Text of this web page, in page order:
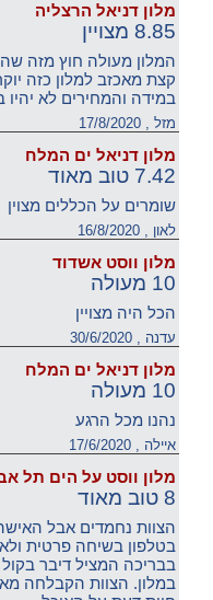
מלון דניאל הרצליה
8.85 מצויין
המלון מעולה חוץ מזה
קצת מאכזב למלון כזה
במידה והמחירים לא יהיו
מזל , 17/8/2020
מלון דניאל ים המלח
7.42 טוב מאוד
שומרים על הכללים מצוין
לאון , 16/8/2020
מלון ווסט אשדוד
10 מעולה
הכל היה מצויין
עדנה , 30/6/2020
מלון דניאל ים המלח
10 מעולה
נהנו מכל הרגע
איילה , 17/6/2020
מלון ווסט על הים תל
8 טוב מאוד
הצוות נחמדים אבל
בטלפון בשיחה פרטית
בבריכה המציל דיבר
במלון. הצוות הקבלחה